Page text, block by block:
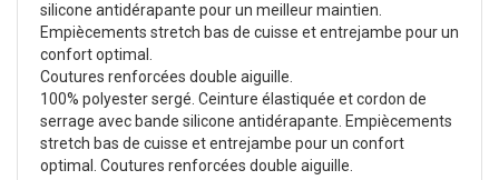
silicone antidérapante pour un meilleur maintien.
Empiècements stretch bas de cuisse et entrejambe pour un
confort optimal.
Coutures renforcées double aiguille.
100% polyester sergé. Ceinture élastiquée et cordon de
serrage avec bande silicone antidérapante. Empiècements
stretch bas de cuisse et entrejambe pour un confort
optimal. Coutures renforcées double aiguille.